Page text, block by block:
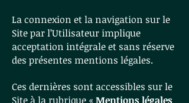
La connexion et la navigation sur le
Site par l’Utilisateur implique
acceptation intégrale et sans réserve
des présentes mentions légales.
Ces dernières sont accessibles sur le
Site à la rubrique « Mentions légales